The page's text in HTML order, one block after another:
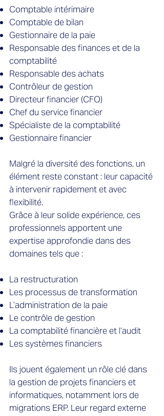
Comptable intérimaire
Comptable de bilan
Gestionnaire de la paie
Responsable des finances et de la
comptabilité
Responsable des achats
Contrôleur de gestion
Directeur financier (CFO)
Chef du service financier
Spécialiste de la comptabilité
Gestionnaire financier
Malgré la diversité des fonctions, un
élément reste constant : leur capacité
à intervenir rapidement et avec
flexibilité.
Grâce à leur solide expérience, ces
professionnels apportent une
expertise approfondie dans des
domaines tels que :
La restructuration
Les processus de transformation
L’administration de la paie
Le contrôle de gestion
La comptabilité financière et l’audit
Les systèmes financiers
Ils jouent également un rôle clé dans
la gestion de projets financiers et
informatiques, notamment lors de
migrations ERP. Leur regard externe